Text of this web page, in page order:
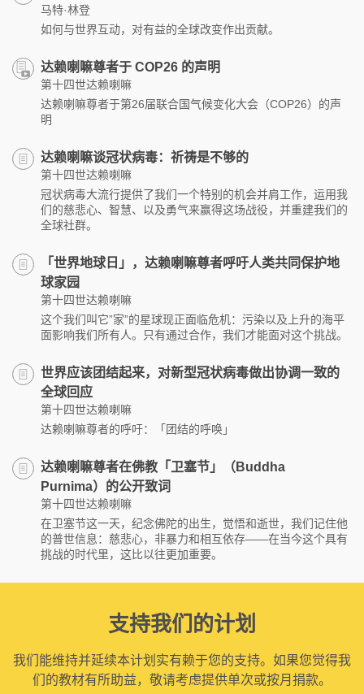
马特·林登
如何与世界互动，对有益的全球改变作出贡献。
达赖喇嘛尊者于 COP26 的声明
第十四世达赖喇嘛
达赖喇嘛尊者于第26届联合国气候变化大会（COP26）的声
明
达赖喇嘛谈冠状病毒：祈祷是不够的
第十四世达赖喇嘛
冠状病毒大流行提供了我们一个特别的机会并肩工作，运用我
们的慈悲心、智慧、以及勇气来赢得这场战役，并重建我们的
全球社群。
「世界地球日」，达赖喇嘛尊者呼吁人类共同保护地
球家园
第十四世达赖喇嘛
这个我们叫它”家”的星球现正面临危机：污染以及上升的海平
面影响我们所有人。只有通过合作，我们才能面对这个挑战。
世界应该团结起来，对新型冠状病毒做出协调一致的
全球回应
第十四世达赖喇嘛
达赖喇嘛尊者的呼吁：「团结的呼唤」
达赖喇嘛尊者在佛教「卫塞节」（Buddha
Purnima）的公开致词
第十四世达赖喇嘛
在卫塞节这一天，纪念佛陀的出生，觉悟和逝世，我们记住他
的普世信息：慈悲心，非暴力和相互依存——在当今这个具有
挑战的时代里，这比以往更加重要。
支持我们的计划
我们能维持并延续本计划实有赖于您的支持。如果您觉得我
们的教材有所助益，敬请考虑提供单次或按月捐款。